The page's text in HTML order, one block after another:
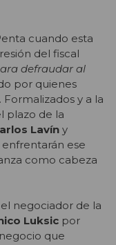
cuando esta
del fiscal
defraudar al
por quienes
y a la
plazo de la
Lavín y
enfrentarán ese
como cabeza
negociador de la
Luksic por
que